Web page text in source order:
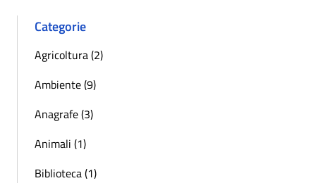
Categorie
Agricoltura (2)
Ambiente (9)
Anagrafe (3)
Animali (1)
Biblioteca (1)